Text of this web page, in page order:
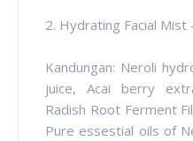
2. Hydrating Facial Mist
Kandungan: Neroli
juice, Acai berry
Radish Root Ferment
Pure essestial oils of